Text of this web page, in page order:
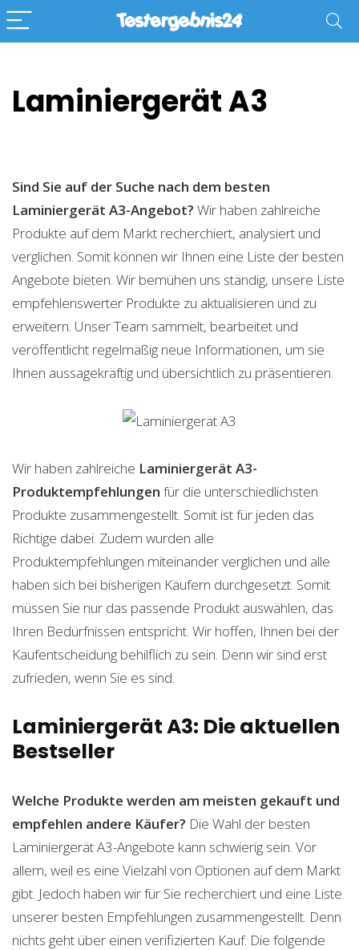
Laminiergerät A3
Sind Sie auf der Suche nach dem besten
Laminiergerät A3-Angebot? Wir haben zahlreiche
Produkte auf dem Markt recherchiert, analysiert und
verglichen. Somit können wir Ihnen eine Liste der besten
Angebote bieten. Wir bemühen uns ständig, unsere Liste
empfehlenswerter Produkte zu aktualisieren und zu
erweitern. Unser Team sammelt, bearbeitet und
veröffentlicht regelmäßig neue Informationen, um sie
Ihnen aussagekräftig und übersichtlich zu präsentieren.
Wir haben zahlreiche Laminiergerät A3-
Produktempfehlungen für die unterschiedlichsten
Produkte zusammengestellt. Somit ist für jeden das
Richtige dabei. Zudem wurden alle
Produktempfehlungen miteinander verglichen und alle
haben sich bei bisherigen Käufern durchgesetzt. Somit
müssen Sie nur das passende Produkt auswählen, das
Ihren Bedürfnissen entspricht. Wir hoffen, Ihnen bei der
Kaufentscheidung behilflich zu sein. Denn wir sind erst
zufrieden, wenn Sie es sind.
Laminiergerät A3: Die aktuellen
Bestseller
Welche Produkte werden am meisten gekauft und
empfehlen andere Käufer? Die Wahl der besten
Laminiergerät A3-Angebote kann schwierig sein. Vor
allem, weil es eine Vielzahl von Optionen auf dem Markt
gibt. Jedoch haben wir für Sie recherchiert und eine Liste
unserer besten Empfehlungen zusammengestellt. Denn
nichts geht über einen verifizierten Kauf. Die folgende